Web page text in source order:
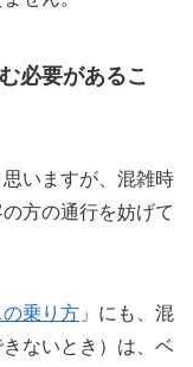
必要があるこ
いますが、混雑時
方の通行を妨げて
乗り方 」にも、混
ないとき）は、ベ